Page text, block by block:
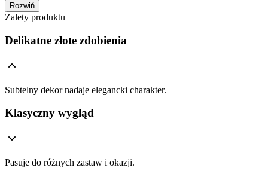
Rozwiń
Zalety produktu
Delikatne złote zdobienia
Subtelny dekor nadaje elegancki charakter.
Klasyczny wygląd
Pasuje do różnych zastaw i okazji.